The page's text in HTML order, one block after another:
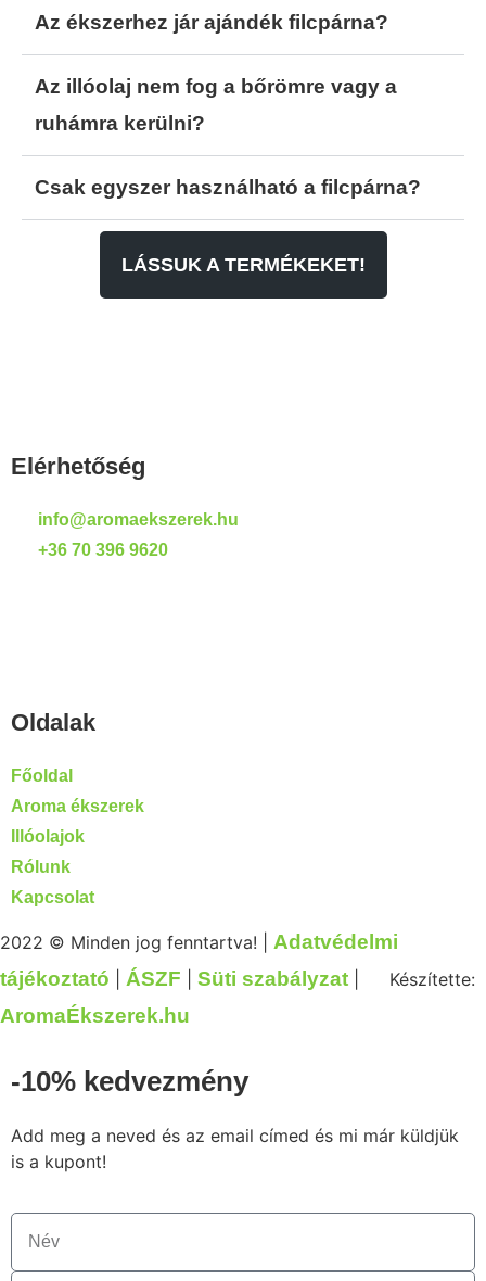
Az ékszerhez jár ajándék filcpárna?
Az illóolaj nem fog a bőrömre vagy a
ruhámra kerülni?
Csak egyszer használható a filcpárna?
LÁSSUK A TERMÉKEKET!
Elérhetőség
info@aromaekszerek.hu
+36 70 396 9620
Oldalak
Főoldal
Aroma ékszerek
Illóolajok
Rólunk
Kapcsolat
2022 © Minden jog fenntartva! | Adatvédelmi
tájékoztató
ÁSZF Süti szabályzat Készítette:
AromaÉkszerek.hu
-10% kedvezmény
Add meg a neved és az email címed és mi már küldjük
is a kupont!